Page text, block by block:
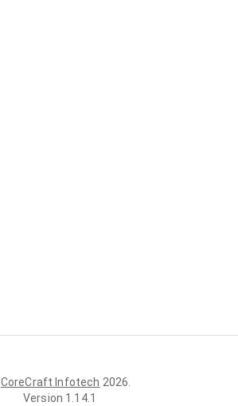
CoreCraft Infotech 2026
Version 1.14.1